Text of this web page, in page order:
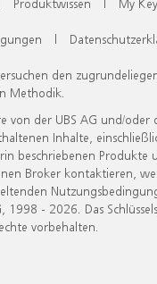
|
den
Methodik.
der UBS AG und/oder
Inhalte,
beschriebenen
Broker kontaktieren,
- 2026. Das
vorbehalten.